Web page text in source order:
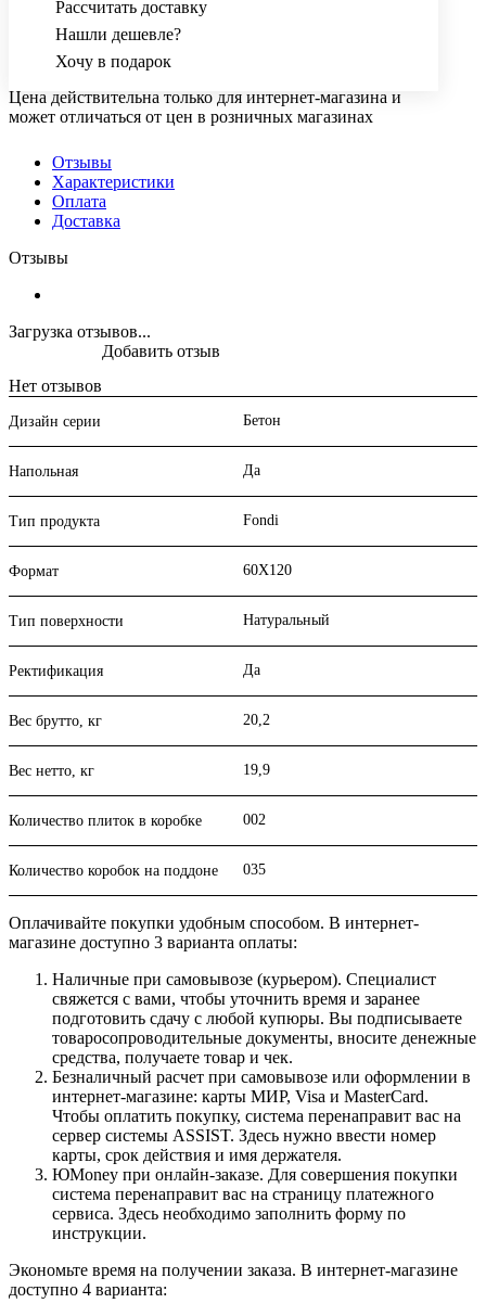
Рассчитать доставку
Нашли дешевле?
Хочу в подарок
Цена действительна только для интернет-магазина и
может отличаться от цен в розничных магазинах
Отзывы
Характеристики
Оплата
Доставка
Отзывы
Загрузка отзывов...
Нет отзывов
Добавить отзыв
Дизайн серии Бетон
Напольная Да
Тип продукта Fondi
Формат 60X120
Тип поверхности Натуральный
Ректификация Да
Вес брутто, кг 20,2
Вес нетто, кг 19,9
Количество плиток в коробке 002
Количество коробок на поддоне 035
Оплачивайте покупки удобным способом. В интернет-
магазине доступно 3 варианта оплаты:
Наличные при самовывозе (курьером). Специалист
свяжется с вами, чтобы уточнить время и заранее
подготовить сдачу с любой купюры. Вы подписываете
товаросопроводительные документы, вносите денежные
средства, получаете товар и чек.
Безналичный расчет при самовывозе или оформлении в
интернет-магазине: карты МИР, Visa и MasterCard.
Чтобы оплатить покупку, система перенаправит вас на
сервер системы ASSIST. Здесь нужно ввести номер
карты, срок действия и имя держателя.
ЮMoney при онлайн-заказе. Для совершения покупки
система перенаправит вас на страницу платежного
сервиса. Здесь необходимо заполнить форму по
инструкции.
Экономьте время на получении заказа. В интернет-магазине
доступно 4 варианта: